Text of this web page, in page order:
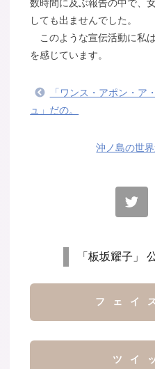
数時間に及ぶ報告の中で、
しても出ませんでした。
このような宣伝活動に私
を感じています。
「ワンス・アポン・ア
ュ」だの。
沖ノ島の世
「板坂耀子」
フェイ
ツイ